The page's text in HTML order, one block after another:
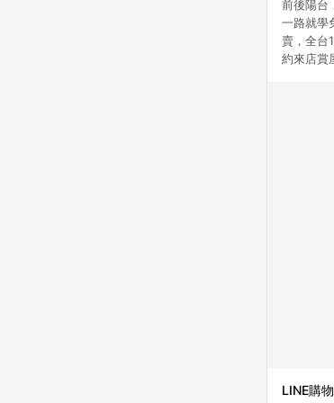
前後陽台
一路就學
賣，全台
約來店賞
LINE購